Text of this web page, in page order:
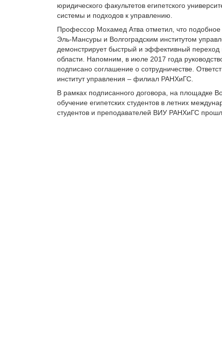
юридического факультетов египетского
системы и подходов к управлению.
Профессор Мохамед Атва отметил, что
Эль-Мансуры и Волгоградским институтом
демонстрирует быстрый и эффективный переход
области. Напомним, в июле 2017 года
подписано соглашение о сотрудничестве.
институт управления – филиал РАНХиГС.
В рамках подписанного договора, на площадке
обучение египетских студентов в летних
студентов и преподавателей ВИУ РАНХиГС